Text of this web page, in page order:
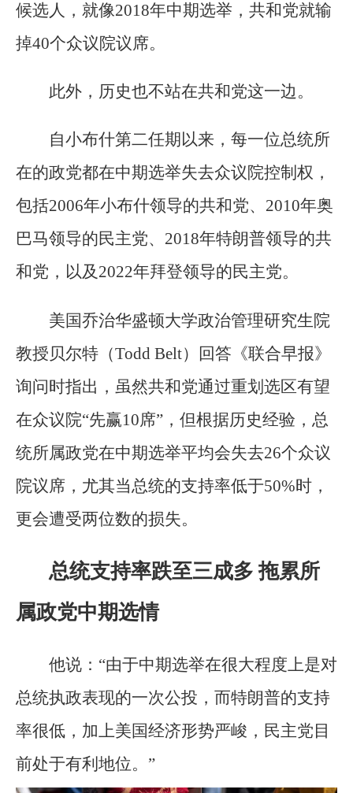
候选人，就像2018年中期选举，共和党就输
掉40个众议院议席。
此外，历史也不站在共和党这一边。
自小布什第二任期以来，每一位总统所
在的政党都在中期选举失去众议院控制权，
包括2006年小布什领导的共和党、2010年奥
巴马领导的民主党、2018年特朗普领导的共
和党，以及2022年拜登领导的民主党。
美国乔治华盛顿大学政治管理研究生院
教授贝尔特（Todd Belt）回答《联合早报》
询问时指出，虽然共和党通过重划选区有望
在众议院“先赢10席”，但根据历史经验，总
统所属政党在中期选举平均会失去26个众议
院议席，尤其当总统的支持率低于50%时，
更会遭受两位数的损失。
总统支持率跌至三成多 拖累所
属政党中期选情
他说：“由于中期选举在很大程度上是对
总统执政表现的一次公投，而特朗普的支持
率很低，加上美国经济形势严峻，民主党目
前处于有利地位。”